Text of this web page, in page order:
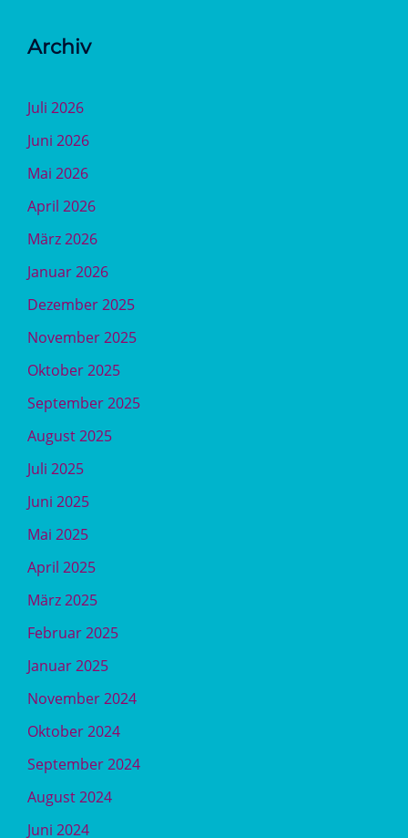
Archiv
Juli 2026
Juni 2026
Mai 2026
April 2026
März 2026
Januar 2026
Dezember 2025
November 2025
Oktober 2025
September 2025
August 2025
Juli 2025
Juni 2025
Mai 2025
April 2025
März 2025
Februar 2025
Januar 2025
November 2024
Oktober 2024
September 2024
August 2024
Juni 2024